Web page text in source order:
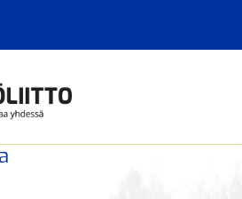
sähkö- tietoliikenne-